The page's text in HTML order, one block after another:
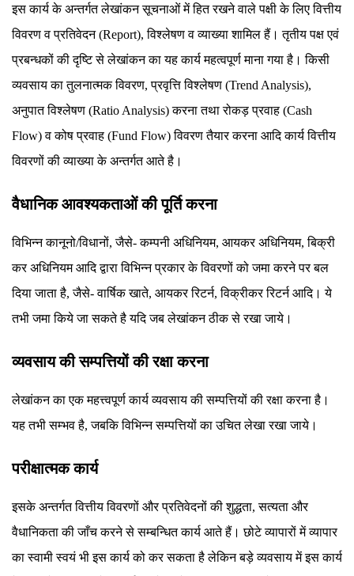
इस कार्य के अन्तर्गत लेखांकन सूचनाओं में हित रखने वाले पक्षी के लिए वित्तीय
विवरण व प्रतिवेदन (Report), विश्लेषण व व्याख्या शामिल हैं। तृतीय पक्ष एवं
प्रबन्धकों की दृष्टि से लेखांकन का यह कार्य महत्वपूर्ण माना गया है। किसी
व्यवसाय का तुलनात्मक विवरण, प्रवृत्ति विश्लेषण (Trend Analysis),
अनुपात विश्लेषण (Ratio Analysis) करना तथा रोकड़ प्रवाह (Cash
Flow) व कोष प्रवाह (Fund Flow) विवरण तैयार करना आदि कार्य वित्तीय
विवरणों की व्याख्या के अन्तर्गत आते है।
वैधानिक आवश्यकताओं की पूर्ति करना
विभिन्न कानूनो/विधानों, जैसे- कम्पनी अधिनियम, आयकर अधिनियम, बिक्री
कर अधिनियम आदि द्वारा विभिन्न प्रकार के विवरणों को जमा करने पर बल
दिया जाता है, जैसे- वार्षिक खाते, आयकर रिटर्न, विक्रीकर रिटर्न आदि। ये
तभी जमा किये जा सकते है यदि जब लेखांकन ठीक से रखा जाये।
व्यवसाय की सम्पत्तियों की रक्षा करना
लेखांकन का एक महत्त्वपूर्ण कार्य व्यवसाय की सम्पत्तियों की रक्षा करना है।
यह तभी सम्भव है, जबकि विभिन्न सम्पत्तियों का उचित लेखा रखा जाये।
परीक्षात्मक कार्य
इसके अन्तर्गत वित्तीय विवरणों और प्रतिवेदनों की शुद्धता, सत्यता और
वैधानिकता की जाँच करने से सम्बन्धित कार्य आते हैं। छोटे व्यापारों में व्यापार
का स्वामी स्वयं भी इस कार्य को कर सकता है लेकिन बड़े व्यवसाय में इस कार्य